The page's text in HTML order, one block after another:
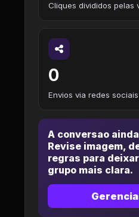
Cliques divididos pelas
0
Envios via redes
A conversao
Revise imagem,
regras para
grupo mais clara.